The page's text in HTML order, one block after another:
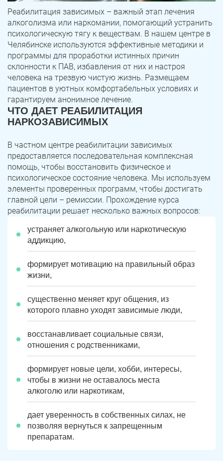
Реабилитация зависимых – важный этап лечения
алкоголизма или наркомании, помогающий устранить
психологическую тягу к веществам. В нашем центре в
Челябинске используются эффективные методики и
программы для проработки истинных причин
склонности к ПАВ, избавления от них и настроя
человека на трезвую чистую жизнь. Размещаем
пациентов в уютных комфортабельных условиях и
гарантируем анонимное лечение.
ЧТО ДАЕТ РЕАБИЛИТАЦИЯ
НАРКОЗАВИСИМЫХ
В частном центре реабилитации зависимых
предоставляется последовательная комплексная
помощь, чтобы восстановить физическое и
психологическое состояние человека. Мы используем
элементы проверенных программ, чтобы достигать
главной цели – ремиссии. Прохождение курса
реабилитации решает несколько важных вопросов:
устраняет алкогольную или наркотическую
аддикцию,
формирует мотивацию на правильный образ
жизни,
существенно меняет круг общения, из
которого плавно уходят зависимые люди,
восстанавливает социальные связи,
отношения с родственниками,
формирует новые цели, хобби, интересы,
чтобы в жизни не оставалось места
алкоголю или наркотикам,
дает уверенность в собственных силах, не
позволяя вернуться к запрещенным
препаратам.